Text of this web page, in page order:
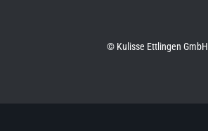
© Kulisse Ettlingen GmbH